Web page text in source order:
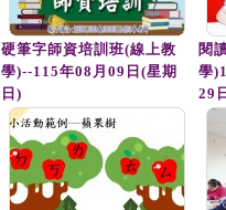
硬筆字師資培訓班(線上教
學)--115年08月09日(星期
日)
閱
學
29